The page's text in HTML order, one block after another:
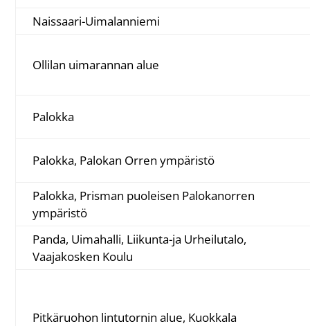
Naissaari-Uimalanniemi
Ollilan uimarannan alue
Palokka
Palokka, Palokan Orren ympäristö
Palokka, Prisman puoleisen Palokanorren
ympäristö
Panda, Uimahalli, Liikunta-ja Urheilutalo,
Vaajakosken Koulu
Pitkäruohon lintutornin alue, Kuokkala